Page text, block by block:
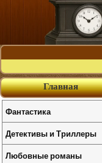
Главная
Фантастика
Детективы и Триллеры
Любовные романы